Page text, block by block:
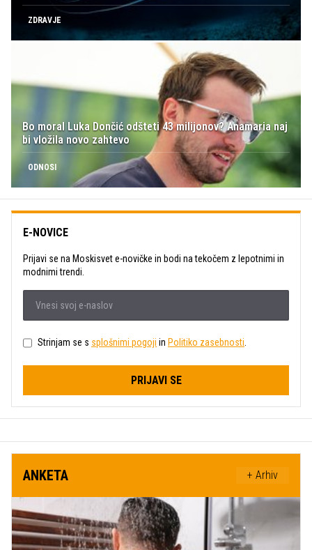
ZDRAVJE
Bo moral Luka Dončić odšteti 43 milijonov? Anamaria naj
bi vložila novo zahtevo
ODNOSI
E-NOVICE
Prijavi se na Moskisvet e-novičke in bodi na tekočem z lepotnimi in
modnimi trendi.
Strinjam se s splošnimi pogoji in Politiko zasebnosti.
PRIJAVI SE
ANKETA + Arhiv